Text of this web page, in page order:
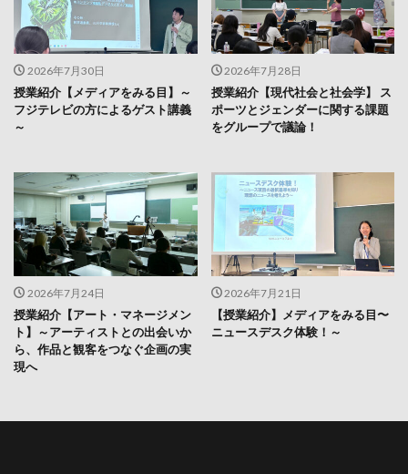
2026年7月30日
授業紹介【メディアをみる目】～
フジテレビの方によるゲスト講義
～
2026年7月28日
授業紹介【現代社会と社会学】 ス
ポーツとジェンダーに関する課題
をグループで議論！
2026年7月24日
授業紹介【アート・マネージメン
ト】～アーティストとの出会いか
ら、作品と観客をつなぐ企画の実
現へ
2026年7月21日
【授業紹介】メディアをみる目〜
ニュースデスク体験！～